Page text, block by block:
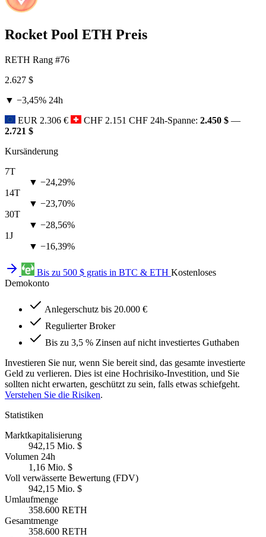
Rocket Pool ETH Preis
RETH Rang #76
2.627 $
▼ −3,45% 24h
EUR 2.306 € CHF 2.151 CHF 24h-Spanne: 2.450 $ —
2.721 $
Kursänderung
7T
▼ −24,29%
14T
▼ −23,70%
30T
▼ −28,56%
1J
▼ −16,39%
Bis zu 500 $ gratis in BTC & ETH Kostenloses
Demokonto
Anlegerschutz bis 20.000 €
Regulierter Broker
Bis zu 3,5 % Zinsen auf nicht investiertes Guthaben
Investieren Sie nur, wenn Sie bereit sind, das gesamte investierte
Geld zu verlieren. Dies ist eine Hochrisiko-Investition, und Sie
sollten nicht erwarten, geschützt zu sein, falls etwas schiefgeht.
Verstehen Sie die Risiken.
Statistiken
Marktkapitalisierung
942,15 Mio. $
Volumen 24h
1,16 Mio. $
Voll verwässerte Bewertung (FDV)
942,15 Mio. $
Umlaufmenge
358.600 RETH
Gesamtmenge
358.600 RETH